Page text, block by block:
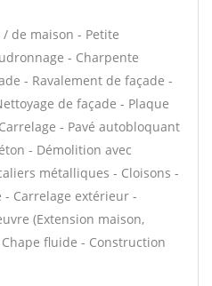
/ de maison - Petite
- Charpente
- Ravalement de façade -
de façade - Plaque
- Pavé autobloquant
- Démolition avec
métalliques - Cloisons -
Carrelage extérieur -
(Extension maison,
fluide - Construction